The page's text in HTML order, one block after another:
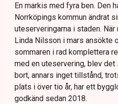
En markis med fyra ben. Den
Norrköpings kommun ändrat
uteserveringarna i staden.
Linda Nilsson i mars ansökte
sommaren i rad komplettera
med en uteservering, blev
bort, annars inget tillstånd,
plats i över tio år, har ett
godkänd sedan 2018.